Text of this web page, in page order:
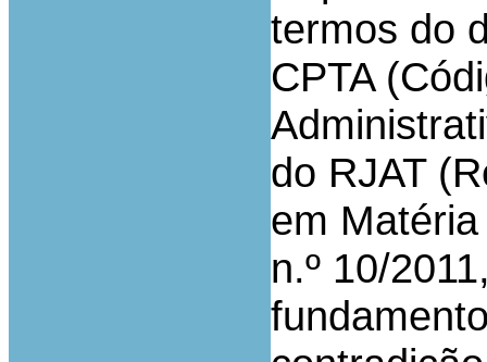
termos do
CPTA
do RJAT
em
n.º 10/